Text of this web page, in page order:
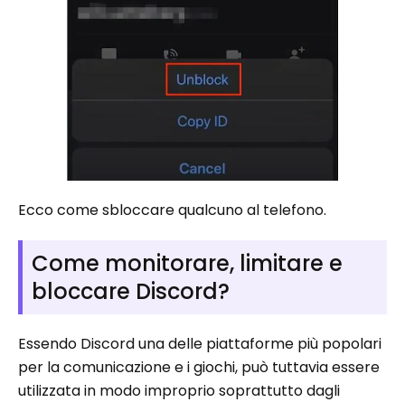
Ecco come sbloccare qualcuno al telefono.
Come monitorare, limitare e
bloccare Discord?
Essendo Discord una delle piattaforme più popolari
per la comunicazione e i giochi, può tuttavia essere
utilizzata in modo improprio soprattutto dagli